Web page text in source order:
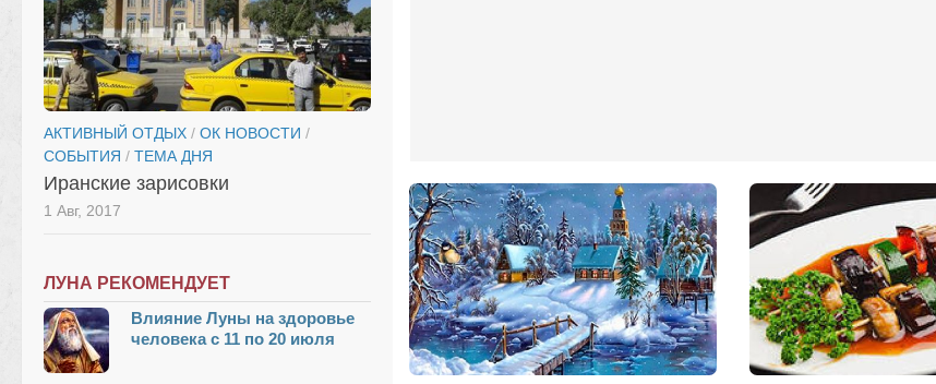
АКТИВНЫЙ ОТДЫХ / ОК НОВОСТИ /
СОБЫТИЯ / ТЕМА ДНЯ
Иранские зарисовки
1 Авг, 2017
ЛУНА РЕКОМЕНДУЕТ
Влияние Луны на здоровье
человека с 11 по 20 июля